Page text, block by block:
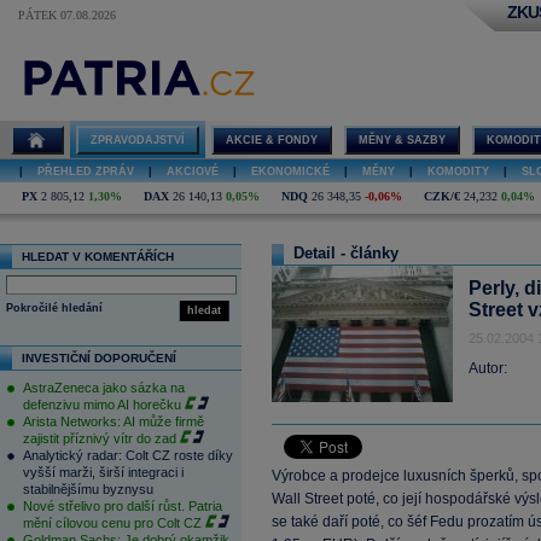
PÁTEK 07.08.2026
ZPRAVODAJSTVÍ AKCIE & FONDY MĚNY & SAZBY
PŘEHLED ZPRÁV AKCIOVÉ EKONOMICKÉ MĚNY KOMODITY
PX 2 805,12 1,30% DAX 26 140,13 0,05% NDQ 26 348,35 -0,06% CZK/€ 24,232 0,04%
HLEDAT V KOMENTÁŘÍCH
hledat
Pokročilé hledání
INVESTIČNÍ DOPORUČENÍ
AstraZeneca jako sázka na
defenzivu mimo AI horečku
Arista Networks: AI může firmě
zajistit příznivý vítr do zad
Analytický radar: Colt CZ roste díky
vyšší marži, širší integraci i
stabilnějšímu byznysu
Nové střelivo pro další růst. Patria
mění cílovou cenu pro Colt CZ
Detail - články
Perly,
Street
25.02.2004
Autor:
Výrobce a prodejce luxusních šperků,
Wall Street poté, co její hospodářské
se také daří poté, co šéf Fedu prozatím